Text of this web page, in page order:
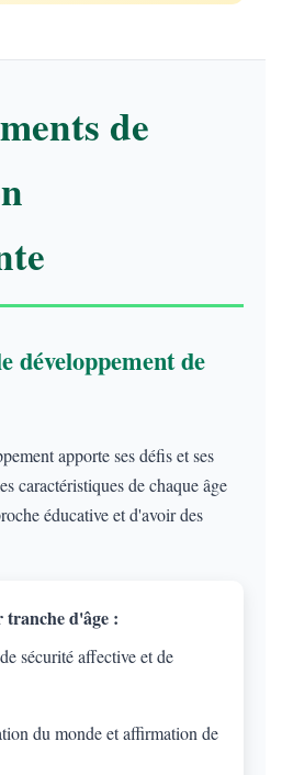
de
développement de
apporte ses défis et ses
caractéristiques de chaque âge
éducative et d'avoir des
d'âge :
sécurité affective et de
du monde et affirmation de